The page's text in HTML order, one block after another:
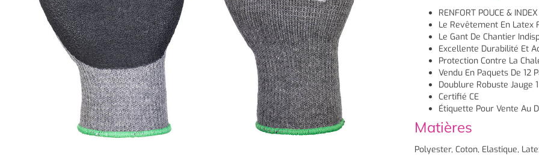
RENFORT POUCE &
Le Revêtement En Latex
Le Gant De Chantier
Excellente Durabilité Et
Protection Contre La
Vendu En Paquets De 12
Doublure Robuste Jauge
Certifié CE
Étiquette Pour Vente Au
Matières
Polyester, Coton, Elastique,